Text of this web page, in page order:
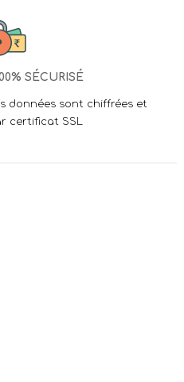
SÉCURISÉ
données sont chiffrées et
certificat SSL